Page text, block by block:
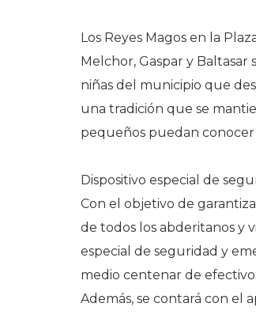
Los Reyes Magos en la
Melchor, Gaspar y Baltasar
niñas del municipio que
una tradición que se
pequeños puedan conocer
Dispositivo especial de
Con el objetivo de
de todos los abderitanos y
especial de seguridad y
medio centenar de
Además, se contará con el